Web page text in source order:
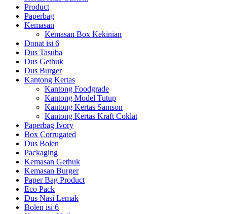
Product
Paperbag
Kemasan
Kemasan Box Kekinian
Donat isi 6
Dus Tasuba
Dus Gethuk
Dus Burger
Kantong Kertas
Kantong Foodgrade
Kantong Model Tutup
Kantong Kertas Samson
Kantong Kertas Kraft Coklat
Paperbag Ivory
Box Corrugated
Dus Bolen
Packaging
Kemasan Gethuk
Kemasan Burger
Paper Bag Product
Eco Pack
Dus Nasi Lemak
Bolen isi 6